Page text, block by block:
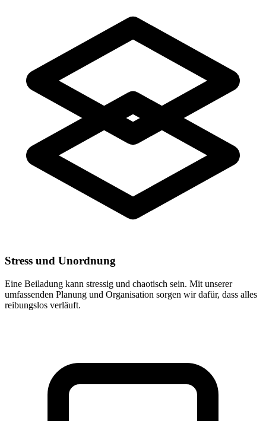
Stress und Unordnung
Eine Beiladung kann stressig und chaotisch sein. Mit unserer
umfassenden Planung und Organisation sorgen wir dafür, dass alles
reibungslos verläuft.